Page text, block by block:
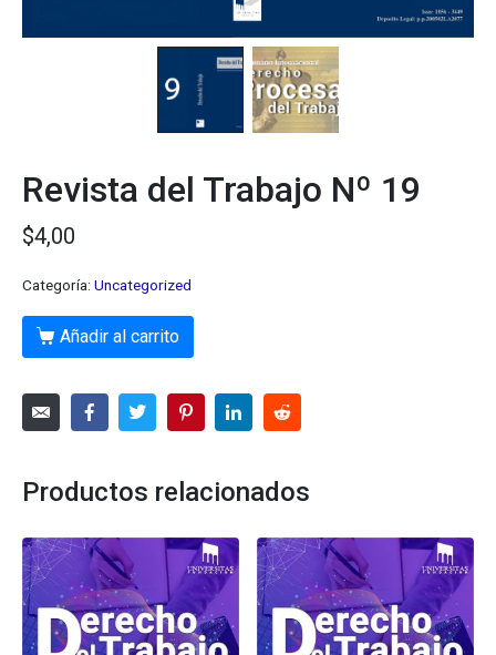
Revista del Trabajo Nº 19
$4,00
Categoría: Uncategorized
Añadir al carrito
Productos relacionados